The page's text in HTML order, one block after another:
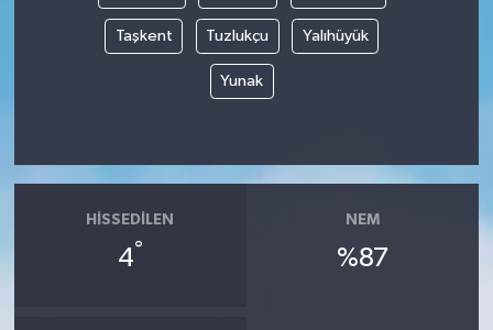
Taşkent Tuzlukçu Yalıhüyük
Yunak
HISSEDILEN
4°
NEM
%87